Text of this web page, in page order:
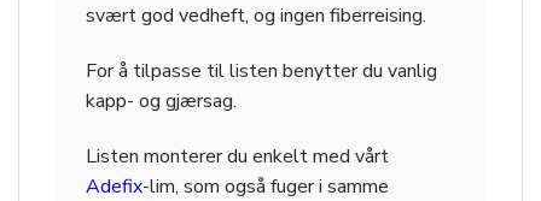
svært god vedheft, og ingen fiberreising.
For å tilpasse til listen benytter du vanlig
kapp- og gjærsag.
Listen monterer du enkelt med vårt
Adefix-lim, som også fuger i samme